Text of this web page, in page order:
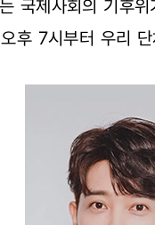
국제사회의 기후
후 7시부터 우리